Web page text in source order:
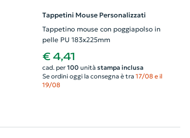
Tappetini Mouse Personalizzati
Tappetino mouse con poggiapolso in
pelle PU 183x225mm
€ 4,41
cad. per 100unità stampa inclusa
Se ordini oggi la consegna è tra 17/08 e il
19/08